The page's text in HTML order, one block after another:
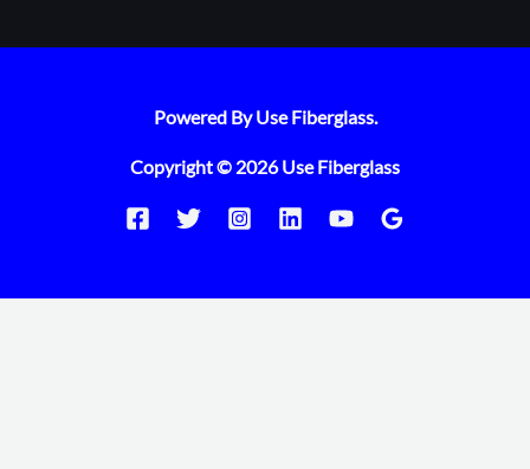
Powered By Use Fiberglass.
Copyright © 2026 Use Fiberglass